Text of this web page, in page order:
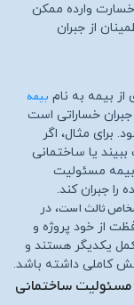
خسارت وارده ممکن
از جبران
بیمه به نام بیمه
خساراتی است
برای مثال، اگر
یا ساختمانی
بیمه مسئولیت
را جبران کند.
ثالث است، در
از خود پروژه و
یکدیگر هستند و
کاملی داشته باشد.
ساختمانی